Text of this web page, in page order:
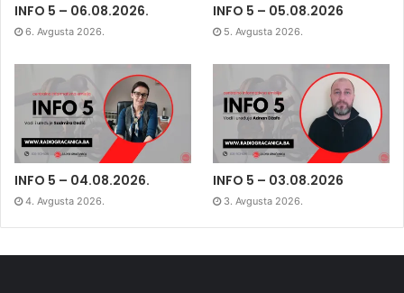
INFO 5 – 06.08.2026.
6. Avgusta 2026.
INFO 5 – 05.08.2026
5. Avgusta 2026.
INFO 5 – 04.08.2026.
4. Avgusta 2026.
INFO 5 – 03.08.2026
3. Avgusta 2026.